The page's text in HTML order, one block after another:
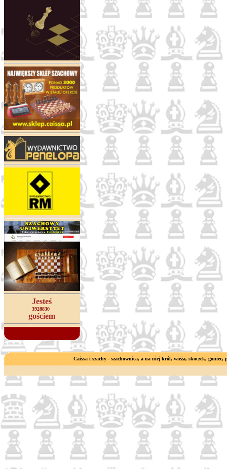
Jesteś
3928830
gościem
Caissa i szachy - szachownica, a na niej król, wieża, skoczek,